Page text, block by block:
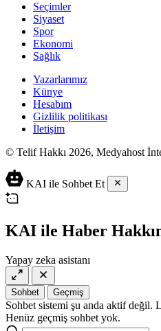
Seçimler
Siyaset
Spor
Ekonomi
Sağlık
Yazarlarımız
Künye
Hesabım
Gizlilik politikası
İletişim
© Telif Hakkı 2026, Medyahost
casino
siteleri
casino
2023
lordcasino
canlı
casino
siteleri
iyi
casino
vdcasino
vdcasino
giriş
vdcasino
resmi
ev
yapımı
salça
KAI ile Sohbet Et
KAI ile Haber
Yapay zeka asistanı
Sohbet Geçmiş
Sohbet sistemi şu anda aktif değil.
Henüz geçmiş sohbet yok.